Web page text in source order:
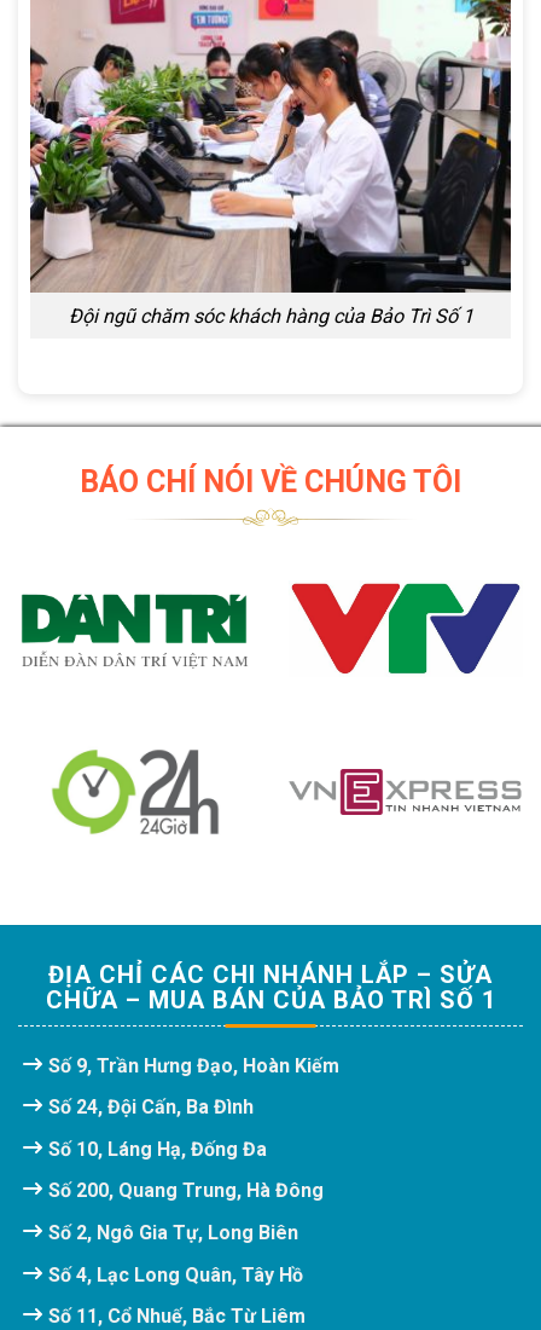
Đội ngũ chăm sóc khách hàng của Bảo Trì Số 1
BÁO CHÍ NÓI VỀ CHÚNG TÔI
ĐỊA CHỈ CÁC CHI NHÁNH LẮP – SỬA
CHỮA – MUA BÁN CỦA BẢO TRÌ SỐ 1
Số 9, Trần Hưng Đạo, Hoàn Kiếm
Số 24, Đội Cấn, Ba Đình
Số 10, Láng Hạ, Đống Đa
Số 200, Quang Trung, Hà Đông
Số 2, Ngô Gia Tự, Long Biên
Số 4, Lạc Long Quân, Tây Hồ
Số 11, Cổ Nhuế, Bắc Từ Liêm